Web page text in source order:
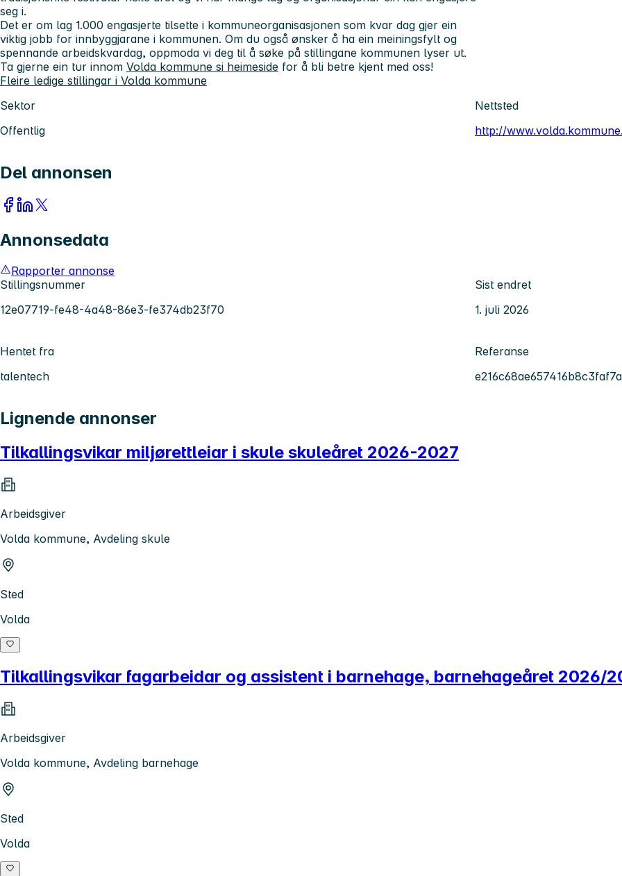
seg i.
Det er om lag 1.000 engasjerte tilsette i kommuneorganisasjonen som kvar dag gjer ein
viktig jobb for innbyggjarane i kommunen. Om du også ønsker å ha ein meiningsfylt og
spennande arbeidskvardag, oppmoda vi deg til å søke på stillingane kommunen lyser ut.
Ta gjerne ein tur innom Volda kommune si heimeside for å bli betre kjent med oss!
Fleire ledige stillingar i Volda kommune
Sektor
Offentlig
Nettsted
http://
Del annonsen
Annonsedata
Rapporter annonse
Stillingsnummer
12e07719-fe48-4a48-86e3-fe374db23f70
Sist endret
1. juli 2026
Hentet fra
talentech
Referanse
Lignende annonser
Tilkallingsvikar miljørettleiar i skule skuleåret 2026-2027
Arbeidsgiver
Volda kommune, Avdeling skule
Sted
Volda
Tilkallingsvikar fagarbeidar og assistent i barnehage, barnehageåret 2026/
Arbeidsgiver
Volda kommune, Avdeling barnehage
Sted
Volda